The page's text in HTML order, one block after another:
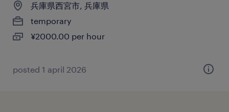
兵庫県西宮市, 兵庫県
temporary
¥2000.00 per hour
posted 1 april 2026